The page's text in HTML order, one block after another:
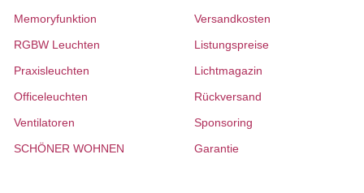
Memoryfunktion
RGBW Leuchten
Praxisleuchten
Officeleuchten
Ventilatoren
SCHÖNER WOHNEN
Versandkosten
Listungspreise
Lichtmagazin
Rückversand
Sponsoring
Garantie